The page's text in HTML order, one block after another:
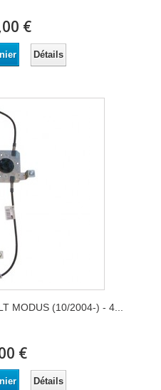
€
Détails
MODUS (10/2004-) - 4...
€
Détails